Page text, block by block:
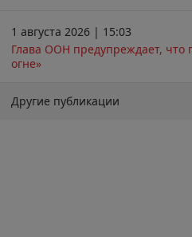
1 августа 2026 | 15:03
Глава ООН предупреждает, что
огне»
Другие публикации